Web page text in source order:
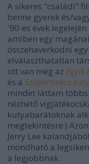
A sikeres "családi"
benne gyerek és/
'90-es évek
amiben egy
összehaverkodni
elválaszthatatlan
ott van még az Egyik
és a Szuperhekus
mindet láttam
nézhető
kutyabarátoknak
megtekintésre:)
Jerry Lee
mondható a
a legjobbnak.